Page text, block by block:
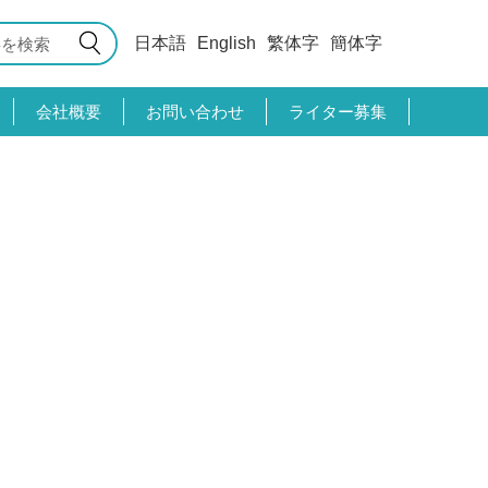
日本語 English 繁体字 簡体字
会社概要 お問い合わせ ライター募集